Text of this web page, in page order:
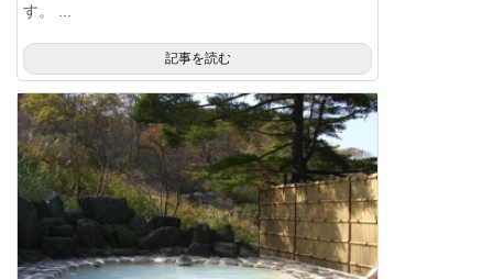
す。 ...
記事を読む